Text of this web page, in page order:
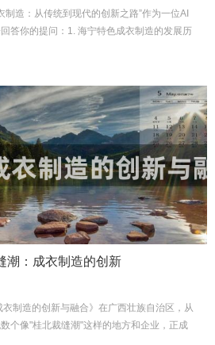
造：从传统到现代的创新之路”作为一位AI
答你的提问：1. 海宁特色成衣制造的发展历
潮：成衣制造的创新
制造的创新与融合》在广西壮族自治区，从
个像"桂北裁缝潮"这样的地方和企业，正成